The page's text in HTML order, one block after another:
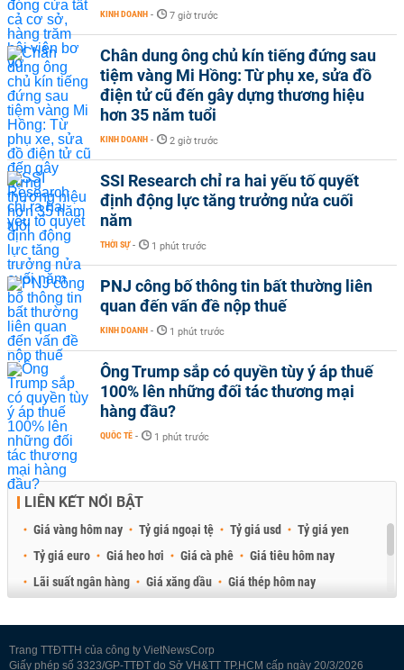
KINH DOANH - 7 giờ trước
Chân dung ông chủ kín tiếng đứng sau
tiệm vàng Mi Hồng: Từ phụ xe, sửa đồ
điện tử cũ đến gây dựng thương hiệu
hơn 35 năm tuổi
KINH DOANH - 2 giờ trước
SSI Research chỉ ra hai yếu tố quyết
định động lực tăng trưởng nửa cuối
năm
THỜI SỰ - 1 phút trước
PNJ công bố thông tin bất thường liên
quan đến vấn đề nộp thuế
KINH DOANH - 1 phút trước
Ông Trump sắp có quyền tùy ý áp thuế
100% lên những đối tác thương mại
hàng đầu?
QUỐC TẾ - 1 phút trước
LIÊN KẾT NỔI BẬT
Giá vàng hôm nay Tỷ giá ngoại tệ Tỷ giá usd
Tỷ giá yen
Tỷ giá euro
Giá heo hơi Giá cà phê
Giá tiêu hôm nay
Lãi suất ngân hàng
Giá xăng dầu
Giá thép hôm nay
Trang TTĐTTH của công ty VietNewsCorp
Giấy phép số 3323/GP-TTĐT do Sở VH&TT TP.HCM cấp ngày 20/3/2026